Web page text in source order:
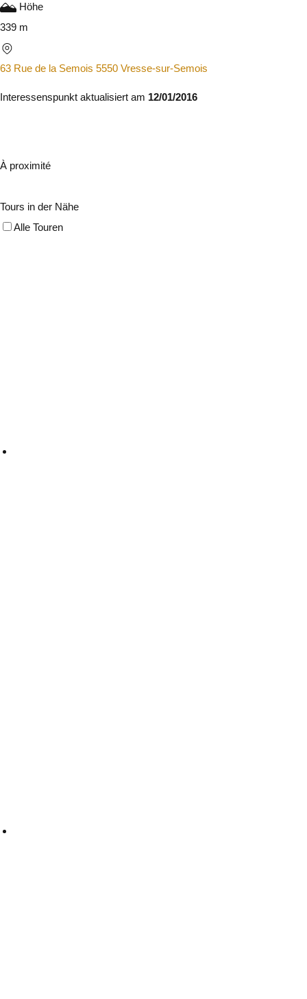
Höhe
339 m
63 Rue de la Semois 5550 Vresse-sur-Semois
Interessenspunkt aktualisiert am 12/01/2016
À proximité
Tours in der Nähe
Alle Touren